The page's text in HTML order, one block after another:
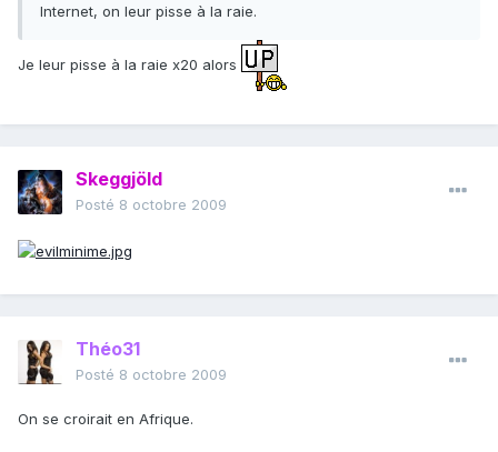
Internet, on leur pisse à la raie.
Je leur pisse à la raie x20 alors
Skeggjöld
Posté 8 octobre 2009
Théo31
Posté 8 octobre 2009
On se croirait en Afrique.